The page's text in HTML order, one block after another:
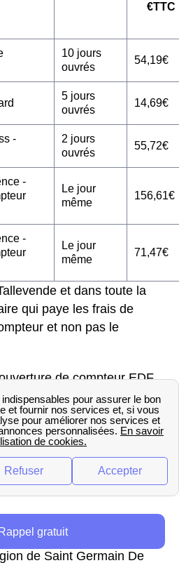
€TTC
10 jours
ouvrés
54,19€
5 jours
ouvrés
14,69€
-
2 jours
ouvrés
55,72€
-
Le jour
même
156,61€
-
Le jour
même
71,47€
et dans toute la
qui paye les frais de
et non pas le
de compteur EDF
à Saint Germain De
Cette démarche
mise en service” et le délai
Pensez à obtenir votre
CONSUEL, faute de
pas effectuer la première
la mise en service de
de Saint Germain De
Rappel gratuit